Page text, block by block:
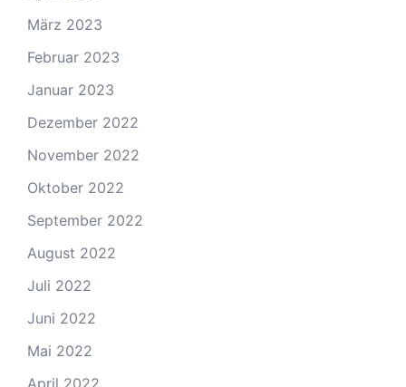
März 2023
Februar 2023
Januar 2023
Dezember 2022
November 2022
Oktober 2022
September 2022
August 2022
Juli 2022
Juni 2022
Mai 2022